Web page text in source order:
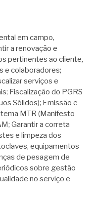
em campo,
a renovação e
pertinentes ao cliente,
e colaboradores;
serviços e
Fiscalização do PGRS
Sólidos); Emissão e
MTR (Manifesto
Garantir a correta
e limpeza dos
equipamentos
de pesagem de
sobre gestão
no serviço e